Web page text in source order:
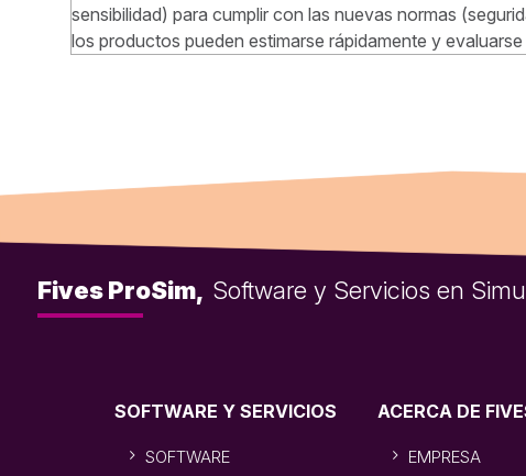
sensibilidad) para cumplir con las nuevas normas
los productos pueden estimarse rápidamente y
Fives ProSim, Software y Servicios en
SOFTWARE Y SERVICIOS
SOFTWARE
ACERCA DE
EMPRESA